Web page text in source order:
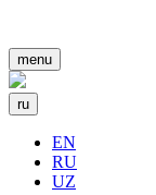
menu
ru
EN
RU
UZ